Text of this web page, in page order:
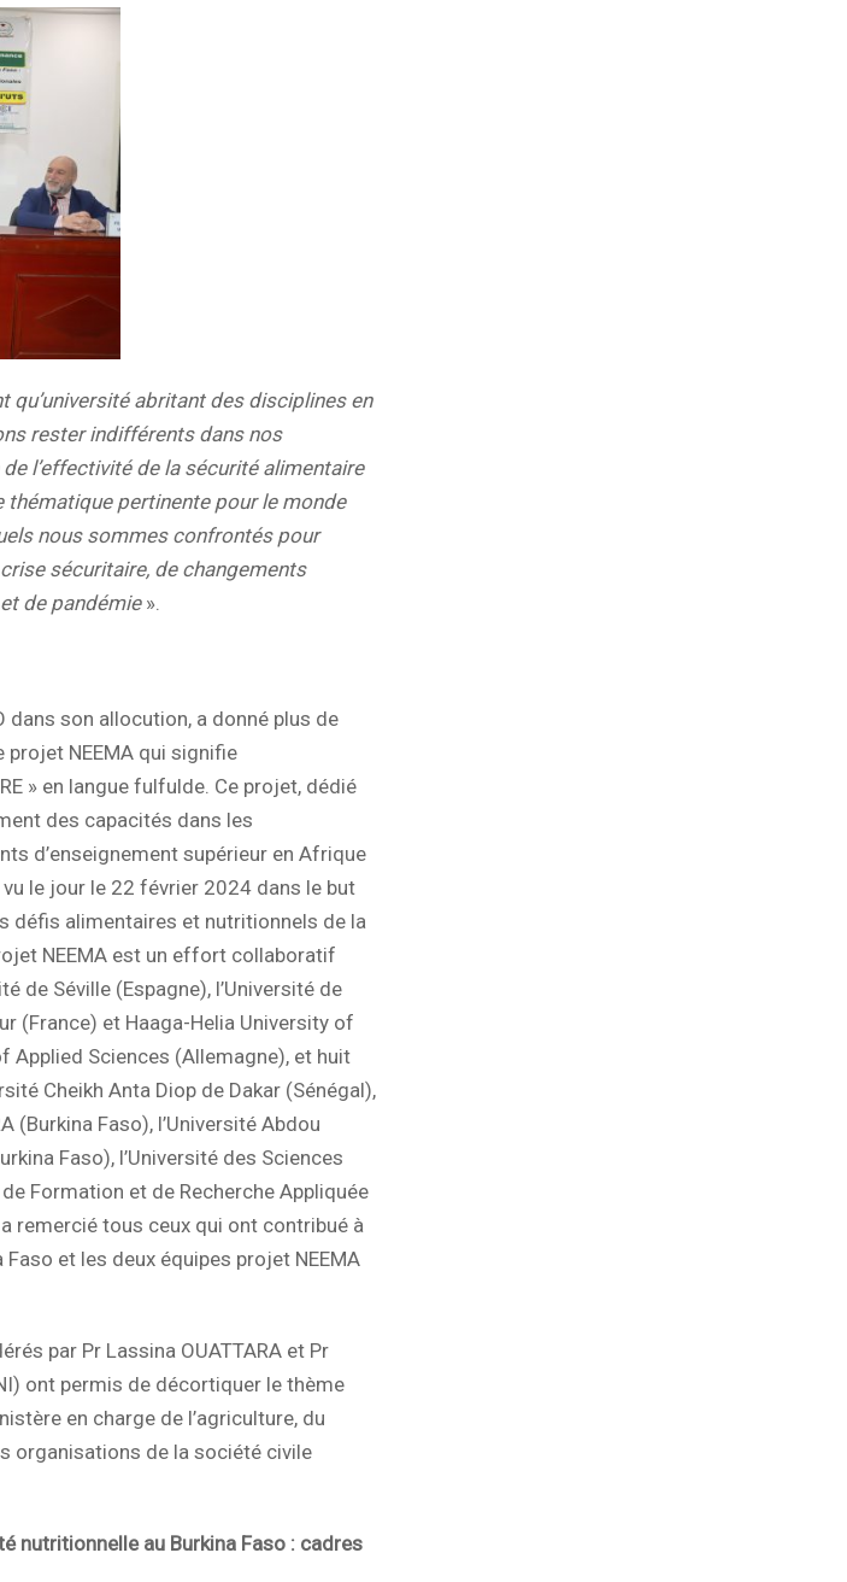
qu’université abritant des disciplines en
rester indifférents dans nos
l’effectivité de la sécurité alimentaire
pertinente pour le monde
nous sommes confrontés pour
sécuritaire, de changements
de pandémie».
dans son allocution, a donné plus de
projet NEEMA qui signifie
» en langue fulfulde. Ce projet, dédié
des capacités dans les
d’enseignement supérieur en Afrique
vu le jour le 22 février 2024 dans le but
défis alimentaires et nutritionnels de la
NEEMA est un effort collaboratif
de Séville (Espagne), l’Université de
(France) et Haaga-Helia University of
Applied Sciences (Allemagne), et huit
Cheikh Anta Diop de Dakar (Sénégal),
(Burkina Faso), l’Université Abdou
Faso), l’Université des Sciences
Formation et de Recherche Appliquée
remercié tous ceux qui ont contribué à
et les deux équipes projet NEEMA
par Pr Lassina OUATTARA et Pr
ont permis de décortiquer le thème
en charge de l’agriculture, du
organisations de la société civile
nutritionnelle au Burkina Faso : cadres